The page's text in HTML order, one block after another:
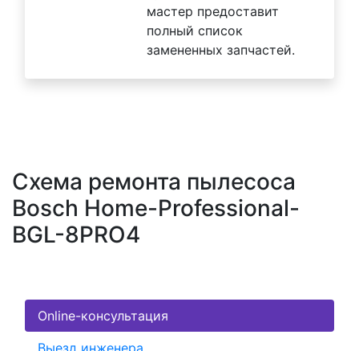
мастер предоставит
полный список
замененных запчастей.
Схема ремонта пылесоса
Bosch Home-Professional-
BGL-8PRO4
Online-консультация